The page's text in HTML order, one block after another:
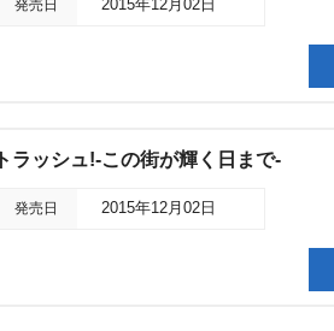
発売日 2015年12月02日
トラッシュ!-この街が輝く日まで-
発売日 2015年12月02日